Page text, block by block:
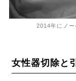
2014年にノー
女性器切除と